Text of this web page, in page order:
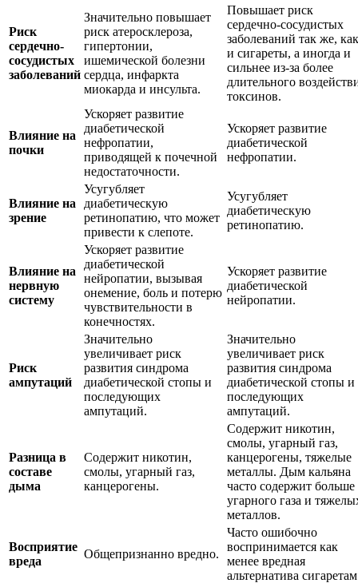
Риск
сердечно-
сосудистых
заболеваний
Значительно повышает
риск атеросклероза,
гипертонии,
ишемической болезни
сердца, инфаркта
миокарда и инсульта.
Повышает риск
сердечно-сосудистых
заболеваний так же, как
и сигареты, а иногда и
сильнее из-за более
длительного
токсинов.
Влияние на
почки
Ускоряет развитие
диабетической
нефропатии,
приводящей к почечной
недостаточности.
Ускоряет развитие
диабетической
нефропатии.
Влияние на
зрение
Усугубляет
диабетическую
ретинопатию, что может
привести к слепоте.
Усугубляет
диабетическую
ретинопатию.
Влияние на
нервную
систему
Ускоряет развитие
диабетической
нейропатии, вызывая
онемение, боль и потерю
чувствительности в
конечностях.
Ускоряет развитие
диабетической
нейропатии.
Риск
ампутаций
Значительно
увеличивает риск
развития синдрома
диабетической стопы и
последующих
ампутаций.
Значительно
увеличивает риск
развития синдрома
диабетической стопы и
последующих
ампутаций.
Разница в
составе
дыма
Содержит никотин,
смолы, угарный газ,
канцерогены.
Содержит никотин,
смолы, угарный газ,
канцерогены, тяжелые
металлы. Дым кальяна
часто содержит больше
угарного газа и
металлов.
Восприятие
вреда
Общепризнанно вредно.
Часто ошибочно
воспринимается как
менее вредная
альтернатива